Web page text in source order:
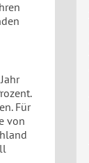
Für
von